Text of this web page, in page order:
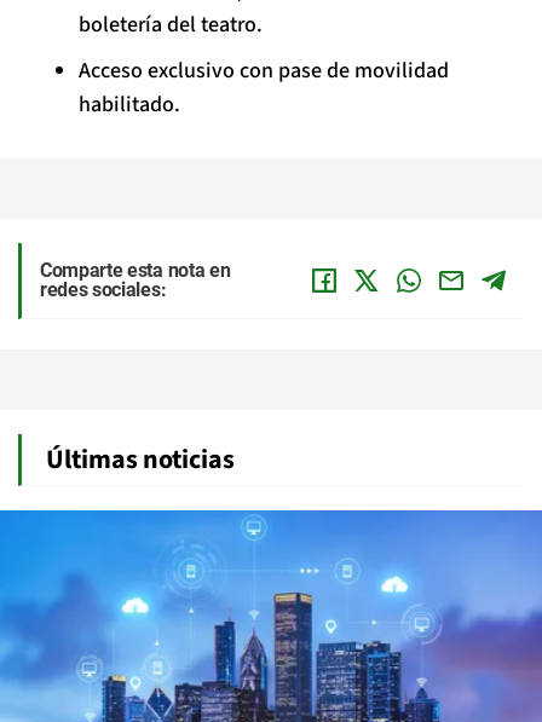
boletería del teatro.
Acceso exclusivo con pase de movilidad
habilitado.
Comparte esta nota en
redes sociales:
Últimas noticias